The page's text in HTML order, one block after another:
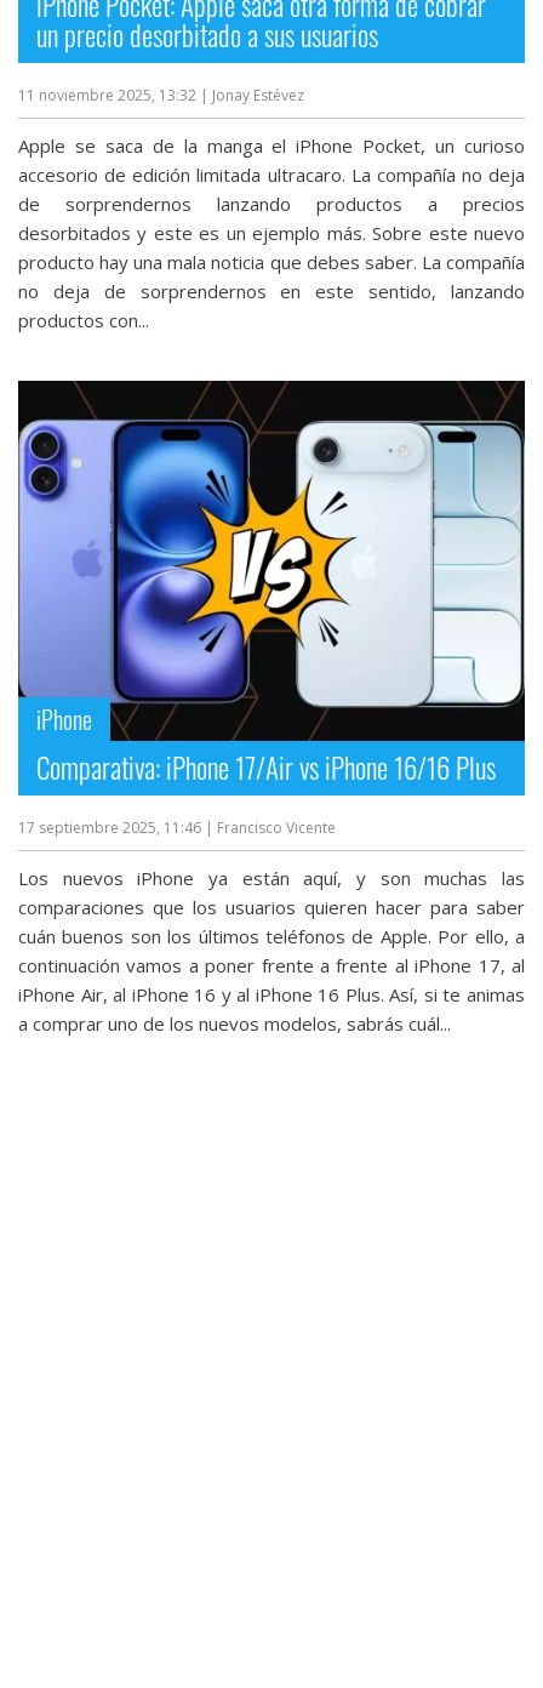
un precio desorbitado a sus usuarios
11 noviembre 2025, 13:32 | Jonay Estévez
Apple se saca de la manga el iPhone Pocket, un curioso
accesorio de edición limitada ultracaro. La compañía no deja
de sorprendernos lanzando productos a precios
desorbitados y este es un ejemplo más. Sobre este nuevo
producto hay una mala noticia que debes saber. La compañía
no deja de sorprendernos en este sentido, lanzando
productos con...
iPhone
Comparativa: iPhone 17/Air vs iPhone 16/16 Plus
17 septiembre 2025, 11:46 | Francisco Vicente
Los nuevos iPhone ya están aquí, y son muchas las
comparaciones que los usuarios quieren hacer para saber
cuán buenos son los últimos teléfonos de Apple. Por ello, a
continuación vamos a poner frente a frente al iPhone 17, al
iPhone Air, al iPhone 16 y al iPhone 16 Plus. Así, si te animas
a comprar uno de los nuevos modelos, sabrás cuál...